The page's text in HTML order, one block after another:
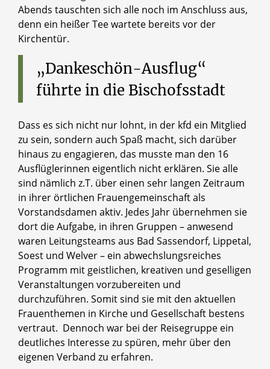
Abends tauschten sich alle noch im Anschluss aus,
denn ein heißer Tee wartete bereits vor der
Kirchentür.
„Dankeschön-Ausflug“
führte in die Bischofsstadt
Dass es sich nicht nur lohnt, in der kfd ein Mitglied
zu sein, sondern auch Spaß macht, sich darüber
hinaus zu engagieren, das musste man den 16
Ausflüglerinnen eigentlich nicht erklären. Sie alle
sind nämlich z.T. über einen sehr langen Zeitraum
in ihrer örtlichen Frauengemeinschaft als
Vorstandsdamen aktiv. Jedes Jahr übernehmen sie
dort die Aufgabe, in ihren Gruppen – anwesend
waren Leitungsteams aus Bad Sassendorf, Lippetal,
Soest und Welver – ein abwechslungsreiches
Programm mit geistlichen, kreativen und geselligen
Veranstaltungen vorzubereiten und
durchzuführen. Somit sind sie mit den aktuellen
Frauenthemen in Kirche und Gesellschaft bestens
vertraut. Dennoch war bei der Reisegruppe ein
deutliches Interesse zu spüren, mehr über den
eigenen Verband zu erfahren.